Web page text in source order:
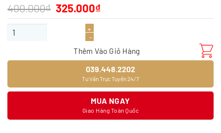
400.000₫ Giá
gốc
là:
400.000₫.
325.000₫Giá
hiện
tại
Sàn nhựa Morser C606 6mm số lượng
Thêm Vào Giỏ Hàng
039.448.2202
Tư Vấn Trực Tuyến 24/7
MUA NGAY
Giao Hàng Toàn Quốc